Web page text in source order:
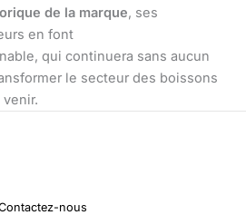
de la marque, ses
en font
qui continuera sans aucun
le secteur des boissons
nous